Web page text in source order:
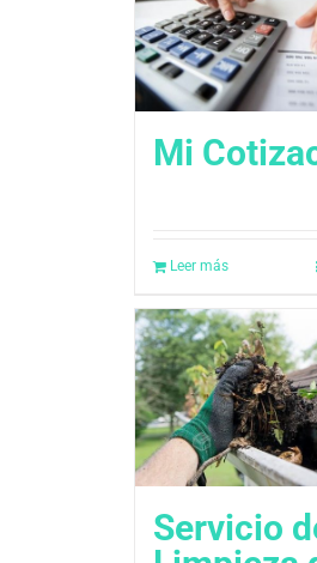
Mi
Leer más
Servicio